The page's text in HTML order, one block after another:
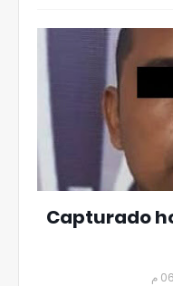
Capturado